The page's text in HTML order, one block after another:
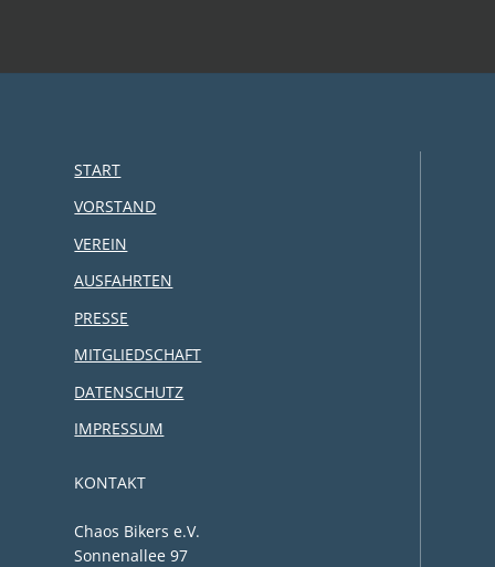
START
VORSTAND
VEREIN
AUSFAHRTEN
PRESSE
MITGLIEDSCHAFT
DATENSCHUTZ
IMPRESSUM
KONTAKT
Chaos Bikers e.V.
Sonnenallee 97